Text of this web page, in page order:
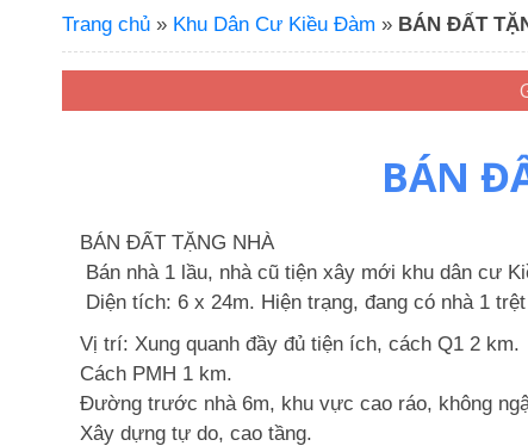
Trang chủ » Khu Dân Cư Kiều Đàm » BÁN ĐẤT
BÁN
BÁN ĐẤT TẶNG NHÀ
Bán nhà 1 lầu, nhà cũ tiện xây mới khu dân cư
Diện tích: 6 x 24m. Hiện trạng, đang có nhà 1
Vị trí: Xung quanh đầy đủ tiện ích, cách Q1 2 km.
Cách PMH 1 km.
Đường trước nhà 6m, khu vực cao ráo, không
Xây dựng tự do, cao tầng.